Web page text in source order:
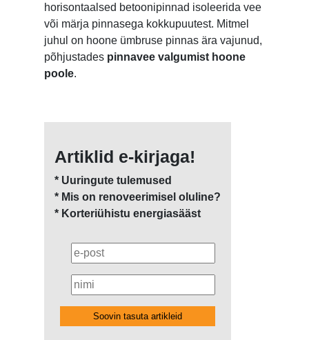
horisontaalsed betoonipinnad isoleerida vee
või märja pinnasega kokkupuutest. Mitmel
juhul on hoone ümbruse pinnas ära vajunud,
põhjustades pinnavee valgumist hoone
poole.
Artiklid e-kirjaga!
* Uuringute tulemused
* Mis on renoveerimisel oluline?
* Korteriühistu energiasääst
Soovin tasuta artikleid